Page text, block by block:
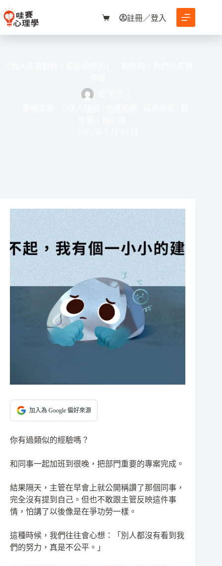
至
購
物
註冊／登入
加入為 Google 偏好來源
你有過類似的經驗嗎？
和同事一起加班到很晚，把部門重要的專案完成。
結果隔天，主管在早會上就公開稱讚了那個同事，
完全沒有提到自己。但也不敢跟主管反映這件事
情，怕講了以後像是在爭功勞一樣。
這種時候，我們往往會心想：「別人都沒有看到我
們的努力，真是不公平。」